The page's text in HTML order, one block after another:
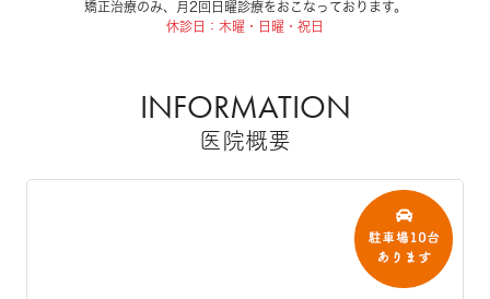
矯正治療のみ、月2回日曜診療をおこなっております。
休診日：木曜・日曜・祝日
INFORMATION
医院概要